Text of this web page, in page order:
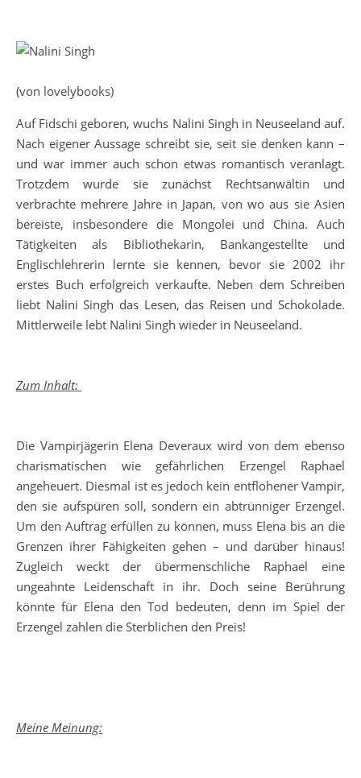
(von lovelybooks)
Auf Fidschi geboren, wuchs Nalini Singh in Neuseeland auf.
Nach eigener Aussage schreibt sie, seit sie denken kann –
und war immer auch schon etwas romantisch veranlagt.
Trotzdem wurde sie zunächst Rechtsanwältin und
verbrachte mehrere Jahre in Japan, von wo aus sie Asien
bereiste, insbesondere die Mongolei und China. Auch
Tätigkeiten als Bibliothekarin, Bankangestellte und
Englischlehrerin lernte sie kennen, bevor sie 2002 ihr
erstes Buch erfolgreich verkaufte. Neben dem Schreiben
liebt Nalini Singh das Lesen, das Reisen und Schokolade.
Mittlerweile lebt Nalini Singh wieder in Neuseeland.
Zum Inhalt:
Die Vampirjägerin Elena Deveraux wird von dem ebenso
charismatischen wie gefährlichen Erzengel Raphael
angeheuert. Diesmal ist es jedoch kein entflohener Vampir,
den sie aufspüren soll, sondern ein abtrünniger Erzengel.
Um den Auftrag erfüllen zu können, muss Elena bis an die
Grenzen ihrer Fähigkeiten gehen – und darüber hinaus!
Zugleich weckt der übermenschliche Raphael eine
ungeahnte Leidenschaft in ihr. Doch seine Berührung
könnte für Elena den Tod bedeuten, denn im Spiel der
Erzengel zahlen die Sterblichen den Preis!
Meine Meinung: